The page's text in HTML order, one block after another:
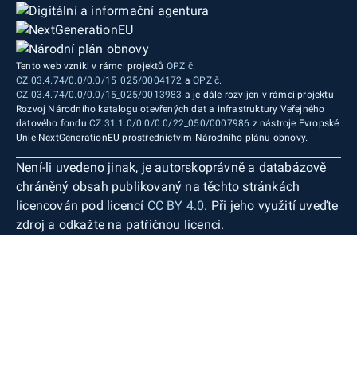
Tento web vznikl v rámci projektů OPZ č.
CZ.03.4.74/0.0/0.0/15_025/0004172 aOPZ č.
CZ.03.4.74/0.0/0.0/15_025/0013983 a je dále rozvíjen v rámci projektu
Rozvoj Národního katalogu otevřených dat a infrastruktury Veřejného
datového fondu CZ.31.1.0/0.0/0.0/22_050/0007986 z nástroje Evropské
Unie NextGenerationEU prostřednictvím Národního plánu obnovy.
Není-li uvedeno jinak, je autorskoprávně a databázově
chráněný obsah publikovaný na těchto stránkách
licencován pod licencí CC BY 4.0. Při jeho využití uveďte
zdroj a odkažte na patřičnou licenci.